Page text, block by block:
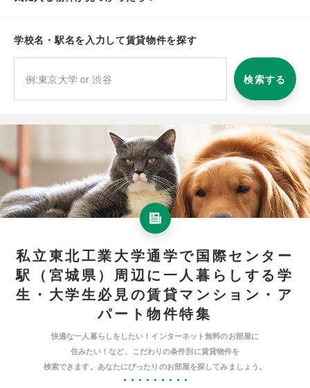
学校名・駅名を入力して賃貸物件を探す
検索する
私立東北工業大学通学で国際センター
駅（宮城県）周辺に一人暮らしする学
生・大学生必見の賃貸マンション・ア
パート物件特集
快適な一人暮らしをしたい！インターネット無料のお部屋に
住みたい！など、こだわりの条件別に賃貸物件を
検索できます。あなたにぴったりのお部屋を探してみましょう。